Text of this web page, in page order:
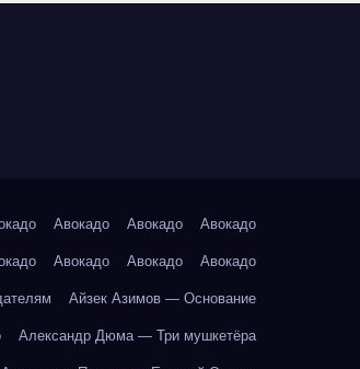
Авокадо Авокадо Авокадо
Авокадо Авокадо Авокадо
Айзек Азимов — Основание
Александр Дюма — Три мушкетёра